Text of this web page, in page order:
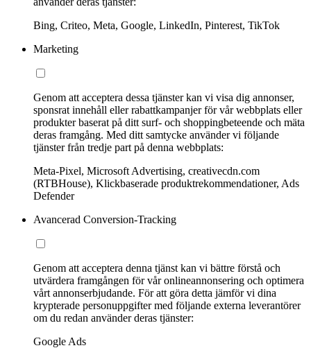
Bing, Criteo, Meta, Google, LinkedIn, Pinterest, TikTok
Marketing
Genom att acceptera dessa tjänster kan vi visa dig annonser,
sponsrat innehåll eller rabattkampanjer för vår webbplats eller
produkter baserat på ditt surf- och shoppingbeteende och mäta
deras framgång. Med ditt samtycke använder vi följande
tjänster från tredje part på denna webbplats:
Meta-Pixel, Microsoft Advertising, creativecdn.com
(RTBHouse), Klickbaserade produktrekommendationer, Ads
Defender
Avancerad Conversion-Tracking
Genom att acceptera denna tjänst kan vi bättre förstå och
utvärdera framgången för vår onlineannonsering och optimera
vårt annonserbjudande. För att göra detta jämför vi dina
krypterade personuppgifter med följande externa leverantörer
om du redan använder deras tjänster:
Google Ads